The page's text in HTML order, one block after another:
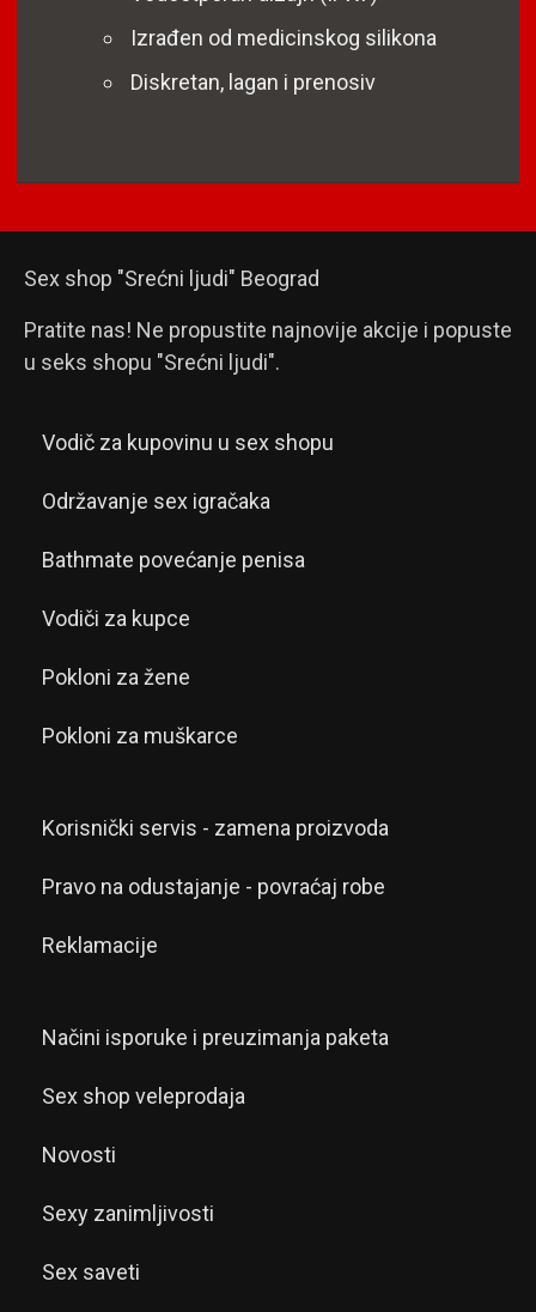
Izrađen od medicinskog silikona
Diskretan, lagan i prenosiv
Sex shop "Srećni ljudi" Beograd
Pratite nas! Ne propustite najnovije akcije i popuste
u seks shopu "Srećni ljudi".
Vodič za kupovinu u sex shopu
Održavanje sex igračaka
Bathmate povećanje penisa
Vodiči za kupce
Pokloni za žene
Pokloni za muškarce
Korisnički servis - zamena proizvoda
Pravo na odustajanje - povraćaj robe
Reklamacije
Načini isporuke i preuzimanja paketa
Sex shop veleprodaja
Novosti
Sexy zanimljivosti
Sex saveti